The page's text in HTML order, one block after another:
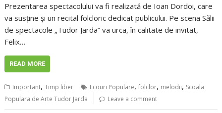
Prezentarea spectacolului va fi realizată de Ioan Dordoi, care
va susține și un recital folcloric dedicat publicului. Pe scena Sălii
de spectacole „Tudor Jarda” va urca, în calitate de invitat,
Felix…
READ MORE
Important,Timp liber Ecouri Populare,folclor, melodii, Scoala
Populara de Arte Tudor Jarda
Leave a comment